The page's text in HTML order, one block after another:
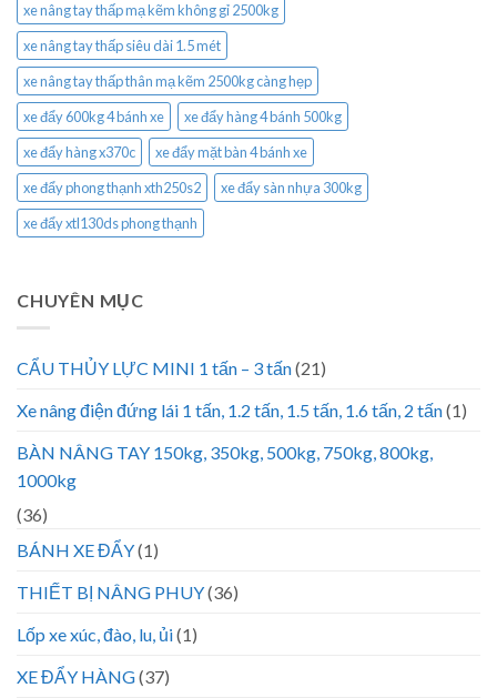
xe nâng tay thấp mạ kẽm không gỉ 2500kg
xe nâng tay thấp siêu dài 1.5 mét
xe nâng tay thấp thân mạ kẽm 2500kg càng hẹp
xe đẩy 600kg 4 bánh xe
xe đẩy hàng 4 bánh 500kg
xe đẩy hàng x370c
xe đẩy mặt bàn 4 bánh xe
xe đẩy phong thạnh xth250s2
xe đẩy sàn nhựa 300kg
xe đẩy xtl130ds phong thạnh
CHUYÊN MỤC
CẨU THỦY LỰC MINI 1 tấn – 3 tấn(21)
Xe nâng điện đứng lái 1 tấn, 1.2 tấn, 1.5 tấn, 1.6 tấn, 2 tấn(1)
BÀN NÂNG TAY 150kg, 350kg, 500kg, 750kg, 800kg,
1000kg
(36)
BÁNH XE ĐẨY(1)
THIẾT BỊ NÂNG PHUY(36)
Lốp xe xúc, đào, lu, ủi(1)
XE ĐẨY HÀNG(37)